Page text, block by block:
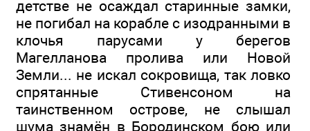
детстве не осаждал старинные замки,
не погибал на корабле с изодранными в
клочья парусами у берегов
Магелланова пролива или Новой
Земли... не искал сокровища, так ловко
спрятанные Стивенсоном на
таинственном острове, не слышал
шума знамён в Бородинском бою или